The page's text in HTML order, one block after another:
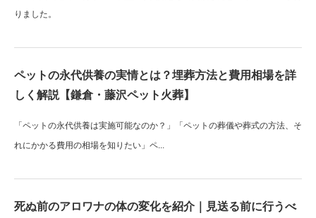
りました。
ペットの永代供養の実情とは？埋葬方法と費用相場を詳
しく解説【鎌倉・藤沢ペット火葬】
「ペットの永代供養は実施可能なのか？」「ペットの葬儀や葬式の方法、そ
れにかかる費用の相場を知りたい」ペ...
死ぬ前のアロワナの体の変化を紹介｜見送る前に行うべ